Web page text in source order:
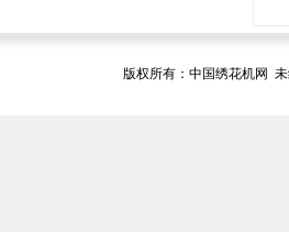
版权所有：中国绣花机网